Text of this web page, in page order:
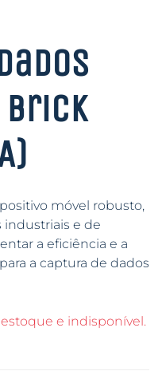
Brick
móvel robusto,
industriais e de
a eficiência e a
a captura de dados
e indisponível.